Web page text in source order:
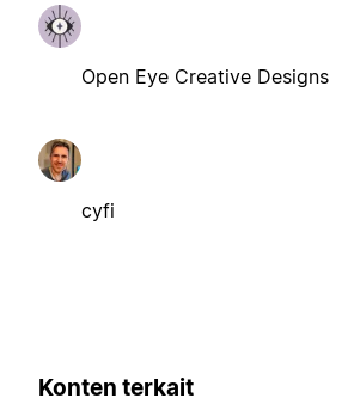
Open Eye Creative Designs
cyfi
Konten terkait